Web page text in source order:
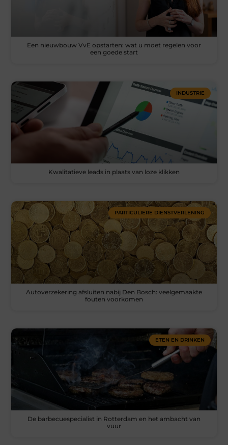
Een nieuwbouw VvE opstarten: wat u moet regelen voor
een goede start
INDUSTRIE
Kwalitatieve leads in plaats van loze klikken
PARTICULIERE DIENSTVERLENING
Autoverzekering afsluiten nabij Den Bosch: veelgemaakte
fouten voorkomen
ETEN EN DRINKEN
De barbecuespecialist in Rotterdam en het ambacht van
vuur